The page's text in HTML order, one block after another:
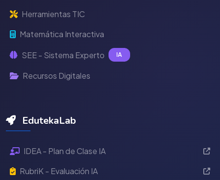
Herramientas TIC
Matemática Interactiva
SEE - Sistema Experto IA
Recursos Digitales
EdutekaLab
IDEA - Plan de Clase IA
RubriK - Evaluación IA